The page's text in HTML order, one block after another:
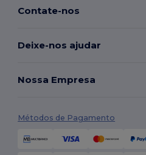
Contate-nos
Deixe-nos ajudar
Nossa Empresa
Métodos de Pagamento